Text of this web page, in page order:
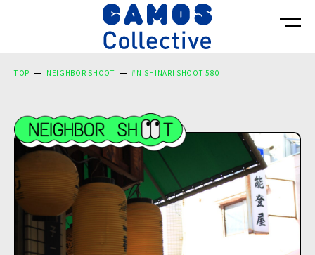
TOP NEIGHBOR SHOOT #NISHINARI SHOOT 580